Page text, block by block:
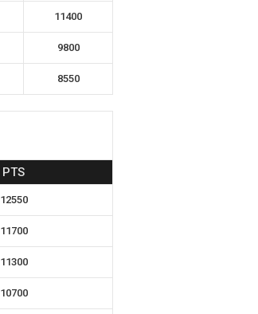
11400
9800
8550
PTS
12550
11700
11300
10700